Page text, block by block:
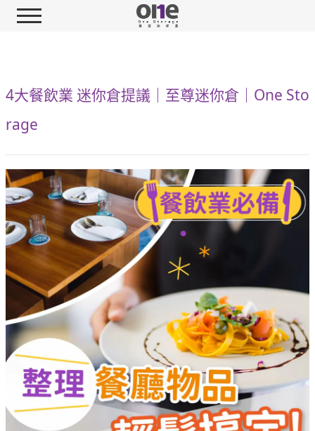
4大餐飲業 迷你倉提議｜至尊迷你倉｜One Sto
rage